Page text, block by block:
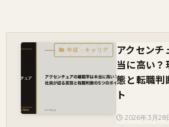
年収・キャリア
アクセン
当に高い
態と転職判
ト
2026年3月28